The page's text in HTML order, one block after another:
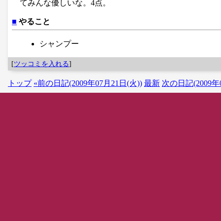
てみんな優しいな。4点。
■ やること
シャンプー
[ツッコミを入れる]
トップ «前の日記(2009年07月21日(火)) 最新 次の日記(2009